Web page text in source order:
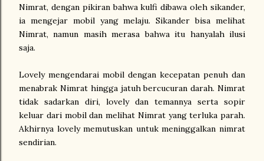
Nimrat, dengan pikiran bahwa kulfi dibawa oleh sikander,
ia mengejar mobil yang melaju. Sikander bisa melihat
Nimrat, namun masih merasa bahwa itu hanyalah ilusi
saja.
Lovely mengendarai mobil dengan kecepatan penuh dan
menabrak Nimrat hingga jatuh bercucuran darah. Nimrat
tidak sadarkan diri, lovely dan temannya serta sopir
keluar dari mobil dan melihat Nimrat yang terluka parah.
Akhirnya lovely memutuskan untuk meninggalkan nimrat
sendirian.